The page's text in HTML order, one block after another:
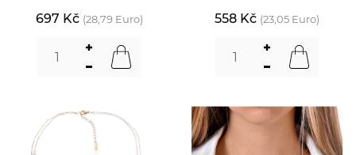
697 Kč (28,79 Euro) 558 Kč (23,05 Euro)